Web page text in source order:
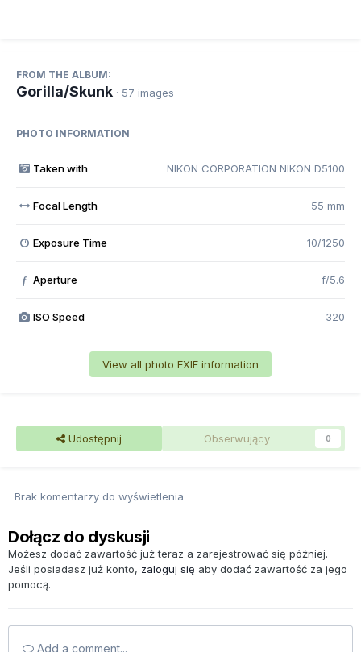
FROM THE ALBUM:
Gorilla/Skunk · 57 images
PHOTO INFORMATION
Taken with NIKON CORPORATION NIKON D5100
Focal Length 55 mm
Exposure Time 10/1250
f Aperture f/5.6
ISO Speed 320
View all photo EXIF information
Udostępnij Obserwujący 0
Brak komentarzy do wyświetlenia
Dołącz do dyskusji
Możesz dodać zawartość już teraz a zarejestrować się później.
Jeśli posiadasz już konto, zaloguj się aby dodać zawartość za jego
pomocą.
Add a comment...